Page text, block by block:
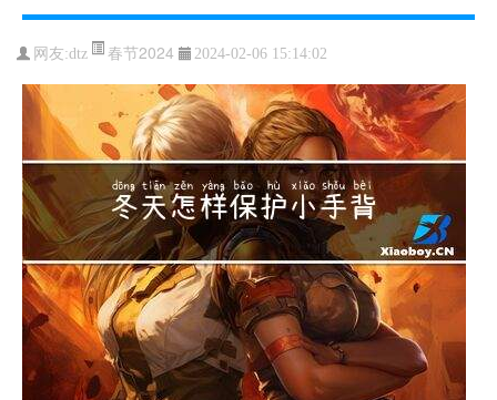
网友:dtz 春节2024 2024-02-06 15:14:02